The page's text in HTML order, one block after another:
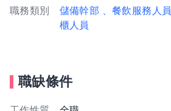
職務類別 儲備幹部 、餐飲服務人員
櫃人員
職缺條件